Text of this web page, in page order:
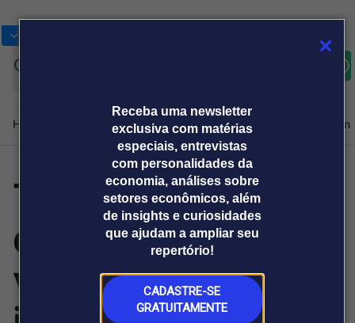
Receba uma newsletter
exclusiva com matérias
especiais, entrevistas
com personalidades da
economia, análises sobre
setores econômicos, além
de insights e curiosidades
que ajudam a ampliar seu
repertório!
CADASTRE-SE
GRATUITAMENTE
Home Produtos e soluçõesNotíciasBlogWeekend
Plataformas
Broadcast+
O mercado
financeiro em
tempo real
Sobre nós Releases Broadcast
Prêmio Broadcast
Prêmio Broadcast
Empresas
Agências de
comunicação
Releases
Traveltch
democratiza
vendas de